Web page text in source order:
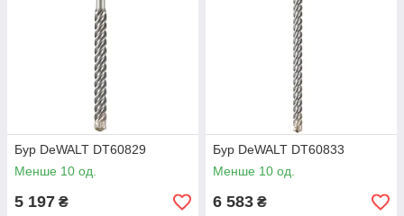
Бур DeWALT DT60829
Менше 10 од.
5 197 ₴
Бур DeWALT DT60833
Менше 10 од.
6 583 ₴